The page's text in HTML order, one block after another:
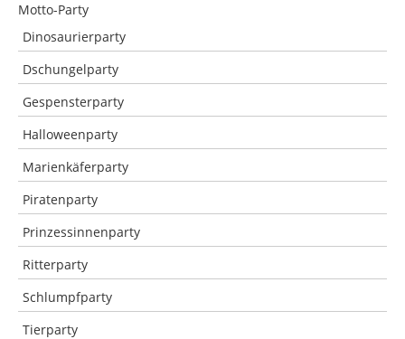
Motto-Party
Dinosaurierparty
Dschungelparty
Gespensterparty
Halloweenparty
Marienkäferparty
Piratenparty
Prinzessinnenparty
Ritterparty
Schlumpfparty
Tierparty